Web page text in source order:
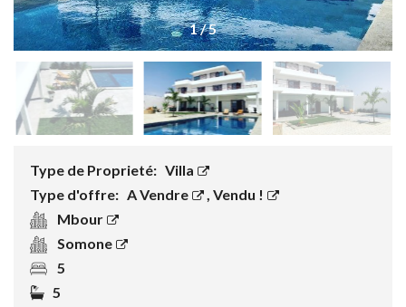
1/5
Type de Proprieté: Villa
Type d'offre: A Vendre , Vendu !
Mbour
Somone
5
5